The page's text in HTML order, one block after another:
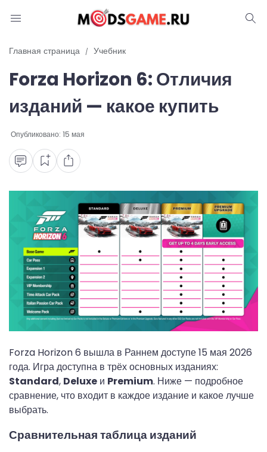
Блог
Читы и коды
Промокоды
Ошибки
Руководства
Roblox
Главная страница Учебник
Forza Horizon 6: Отличия
изданий — какое купить
Опубликовано: 15 мая
Forza Horizon 6 вышла в Раннем доступе 15 мая 2026
года. Игра доступна в трёх основных изданиях:
Standard, Deluxe и Premium. Ниже — подробное
сравнение, что входит в каждое издание и какое лучше
выбрать.
Сравнительная таблица изданий